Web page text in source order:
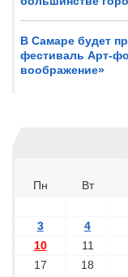
В Самаре будет
фестиваль Арт-
воображение»
Пн
Вт
3
4
10
11
17
18